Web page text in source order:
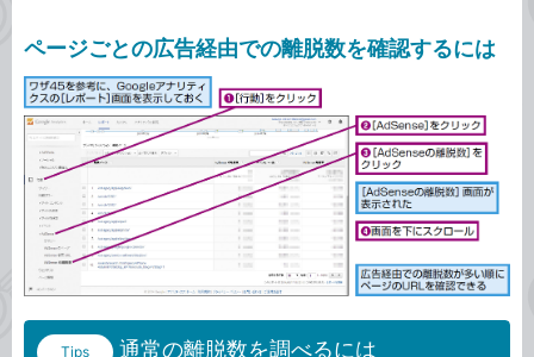
ページごとの広告経由での離脱数を確認するには
Tips 通常の離脱数を調べるには